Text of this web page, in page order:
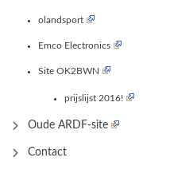
olandsport
Emco Electronics
Site OK2BWN
prijslijst 2016!
Oude ARDF-site
Contact